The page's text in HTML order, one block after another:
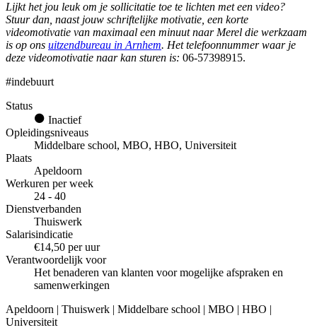
Lijkt het jou leuk om je sollicitatie toe te lichten met een video?
Stuur dan, naast jouw schriftelijke motivatie, een korte
videomotivatie van maximaal een minuut naar Merel die werkzaam
is op ons uitzendbureau in Arnhem. Het telefoonnummer waar je
deze videomotivatie naar kan sturen is: 06-57398915.
#indebuurt
Status
Inactief
Opleidingsniveaus
Middelbare school, MBO, HBO, Universiteit
Plaats
Apeldoorn
Werkuren per week
24 - 40
Dienstverbanden
Thuiswerk
Salarisindicatie
€14,50 per uur
Verantwoordelijk voor
Het benaderen van klanten voor mogelijke afspraken en
samenwerkingen
Apeldoorn | Thuiswerk | Middelbare school | MBO | HBO |
Universiteit